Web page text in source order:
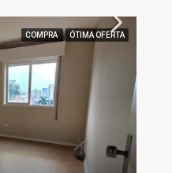
COMPRA ÓTIMA OFERTA